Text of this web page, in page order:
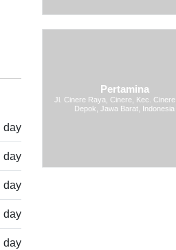
day
day
day
day
day
Pertamina
Jl. Cinere Raya, Cinere, Kec.
Depok, Jawa Barat, Indonesia